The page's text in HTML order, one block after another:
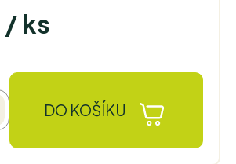
/ ks
DO KOŠÍKU